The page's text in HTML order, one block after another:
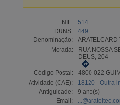
NIF:
514...
DUNS:
449...
Denominação:
ARATELCARD
Morada:
RUA NOSSA
DEUS, 204
Código Postal:
4800-022
Atividade (CAE):
18120 - Outra
Antiguidade:
9 ano(s)
Email: